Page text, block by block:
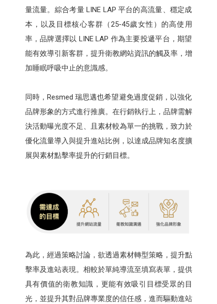
量流量。綜合考量 LINE LAP 平台的高流量、穩定成
本，以及目標核心客群（25-45歲女性）的高使用
率，品牌選擇以 LINE LAP 作為主要投遞平台，期望
能有效導引新客群，提升衛教網站資訊的觸及率，增
加睡眠呼吸中止的意識感。
同時，Resmed 瑞思邁也希望避免過度促銷，以強化
品牌形象的方式進行推廣。在行銷執行上，品牌需解
決活動曝光度不足、且素材較為單一的挑戰，致力於
優化流量導入與提升進站比例，以達成品牌知名度擴
展與素材點擊率提升的行銷目標。
為此，經過策略討論，欲透過素材轉型策略，提升點
擊率及進站表現。相較於單純導流至填寫表單，提供
具有價值的衛教知識，更能有效吸引目標受眾的目
光，並提升其對品牌專業度的信任感，進而驅動進站